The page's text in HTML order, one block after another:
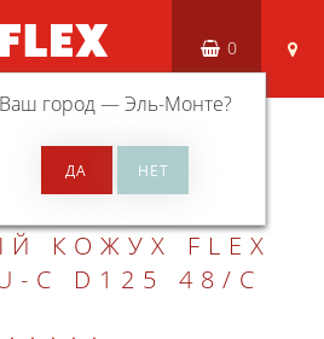
Ваш город —Эль-Монте?
0
УШМ
от пыли
КОЖУХ FLEX
C D125 48/C